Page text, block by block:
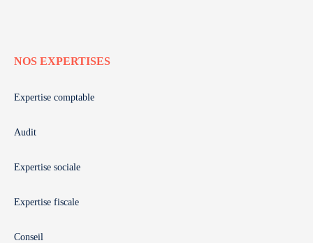
NOS EXPERTISES
Expertise comptable
Audit
Expertise sociale
Expertise fiscale
Conseil